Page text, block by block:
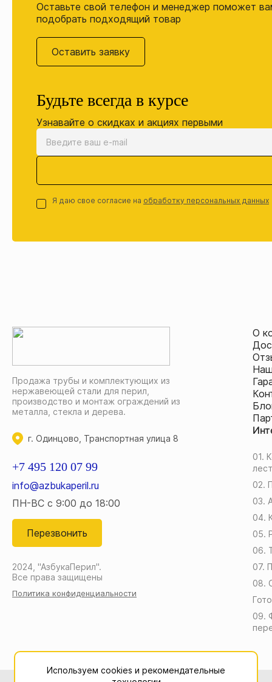
Оставьте свой телефон и менеджер поможет
подобрать подходящий товар
Оставить заявку
Будьте всегда в курсе
Узнавайте о скидках и акциях первыми
Я даю свое согласие на обработку персональных данных
Продажа трубы и комплектующих из
нержавеющей стали для перил,
производство и монтаж ограждений из
металла, стекла и дерева.
г. Одинцово, Транспортная улица 8
+7 495 120 07 99
info@azbukaperil.ru
ПН-ВС с 9:00 до 18:00
Перезвонить
2024, "АзбукаПерил".
Все права защищены
Политика конфиденциальности
О
01.
02.
03.
04.
05.
06.
07.
08.
09.
Используем cookies и рекомендательные